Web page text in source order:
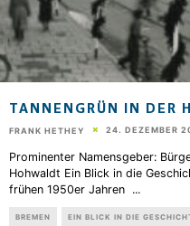
TANNENGRÜN IN DER
FRANK HETHEY 24. DEZEMBER
Prominenter Namensgeber:
Hohwaldt Ein Blick in die
frühen 1950er Jahren ...
BREMEN EIN BLICK IN DIE